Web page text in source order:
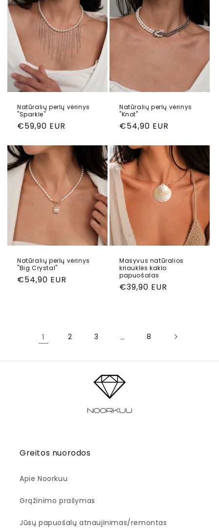
Natūralių perlų vėrinys
"Sparkle"
Reguliari
€59,90 EUR
Natūralių perlų vėrinys
"Knot"
Reguliari
€54,90 EUR
Natūralių perlų vėrinys
"Big Crystal"
Reguliari
€54,90 EUR
Masyvus natūralios
kriauklės kaklo
papuošalas
Reguliari
€39,90 EUR
1 2 3 … 8
Greitos nuorodos
Apie Noorkuu
Grąžinimo prašymas
Jūsų papuošalų atnaujinimas/remontas